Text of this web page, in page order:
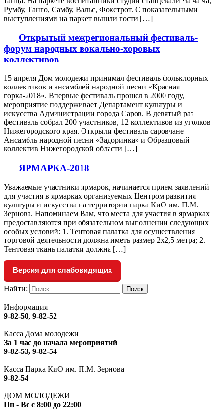
Румбу, Танго, Самбу, Вальс, Фокстрот. С показательными
выступлениями на паркет вышли гости […]
Открытый межрегиональный фестиваль-
форум народных вокально-хоровых
коллективов
15 апреля Дом молодежи принимал фестиваль фольклорных
коллективов и ансамблей народной песни «Красная
горка-2018». Впервые фестиваль прошел в 2000 году,
мероприятие поддерживает Департамент культуры и
искусства Администрации города Саров. В девятый раз
фестиваль собрал 200 участников, 12 коллективов из уголков
Нижегородского края. Открыли фестиваль саровчане —
Ансамбль народной песни «Задоринка» и Образцовый
коллектив Нижегородской области […]
ЯРМАРКА-2018
Уважаемые участники ярмарок, начинается прием заявлений
для участия в ярмарках организуемых Центром развития
культуры и искусства на территории парка КиО им. П.М.
Зернова. Напоминаем Вам, что места для участия в ярмарках
предоставляются при обязательном выполнении следующих
особых условий: 1. Тентовая палатка для осуществления
торговой деятельности должна иметь размер 2х2,5 метра; 2.
Тентовая ткань палатки должна […]
Версия для слабовидящих
Найти:
Информация
9-82-50, 9-82-52
Касса Дома молодежи
За 1 час до начала мероприятий
9-82-53, 9-82-54
Касса Парка КиО им. П.М. Зернова
9-82-54
ДОМ МОЛОДЕЖИ
Пн - Вс с 8:00 до 22:00